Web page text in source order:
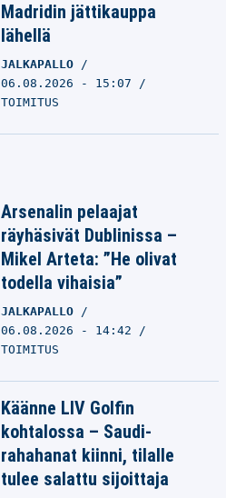
Madridin jättikauppa
lähellä
JALKAPALLO
06.08.2026 - 15:07
TOIMITUS
Arsenalin pelaajat
räyhäsivät Dublinissa –
Mikel Arteta: ”He olivat
todella vihaisia”
JALKAPALLO
06.08.2026 - 14:42
TOIMITUS
Käänne LIV Golfin
kohtalossa – Saudi-
rahahanat kiinni, tilalle
tulee salattu sijoittaja